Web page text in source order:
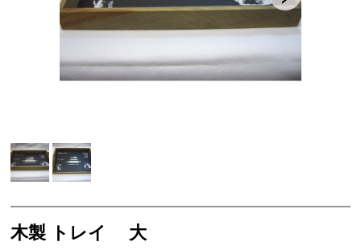
04. bottle and cup (酒器)
06. bag porch, wallet (バッグ・ポーチ・財布)
08. bath items a washroom (洗面・バス用品)
09. household goods (生活雑貨)
木製 トレイ 大